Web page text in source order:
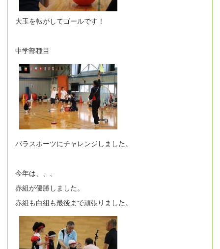
大玉を転がしてゴールです！
中学部種目
パラスポーツにチャレンジしました。
今年は、、、
赤組が優勝しました。
赤組も白組も最後まで頑張りました。